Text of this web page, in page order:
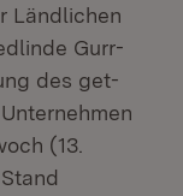
Ländlichen
Gurr-
des get-
(13.